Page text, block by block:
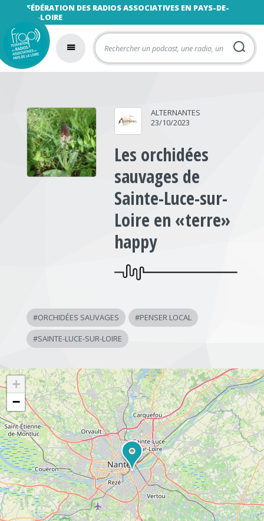
FÉDÉRATION DES RADIOS ASSOCIATIVES EN PAYS-DE-
LA-LOIRE
ALTERNANTES
23/10/2023
Les orchidées
sauvages de
Sainte-Luce-sur-
Loire en «terre»
happy
#ORCHIDÉES SAUVAGES #PENSER LOCAL
#SAINTE-LUCE-SUR-LOIRE
+
−